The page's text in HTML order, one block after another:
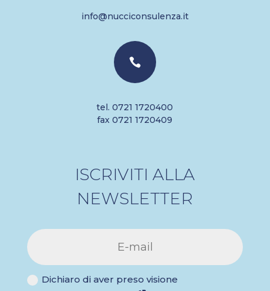
info@nucciconsulenza.it

tel. 0721 1720400
fax 0721 1720409
ISCRIVITI ALLA
NEWSLETTER
Dichiaro di aver preso visione